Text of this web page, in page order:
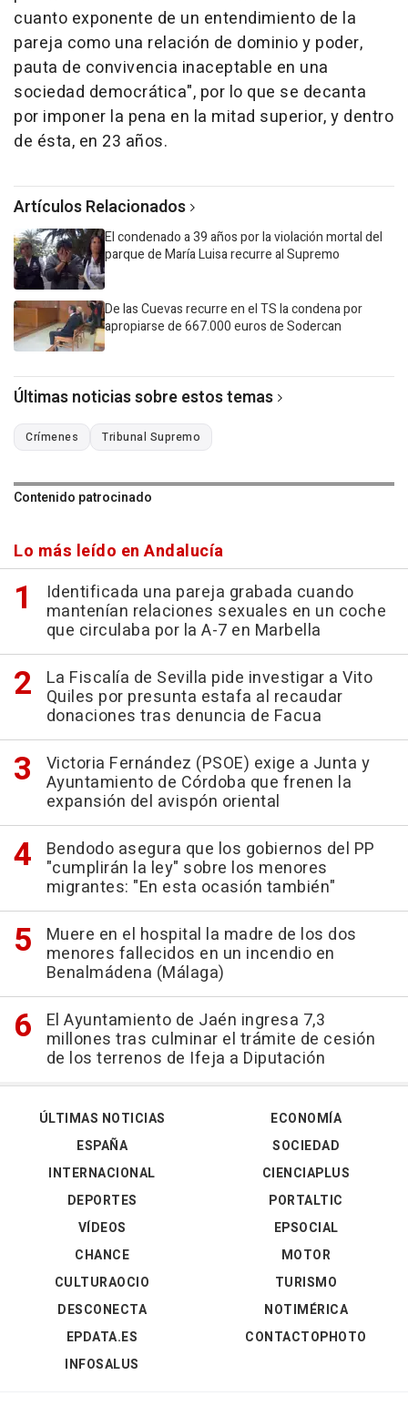
cuanto exponente de un entendimiento de la
pareja como una relación de dominio y poder,
pauta de convivencia inaceptable en una
sociedad democrática", por lo que se decanta
por imponer la pena en la mitad superior, y dentro
de ésta, en 23 años.
Artículos Relacionados
El condenado a 39 años por la violación mortal del
parque de María Luisa recurre al Supremo
De las Cuevas recurre en el TS la condena por
apropiarse de 667.000 euros de Sodercan
Últimas noticias sobre estos temas
Crímenes Tribunal Supremo
Contenido patrocinado
Lo más leído en Andalucía
Identificada una pareja grabada cuando
mantenían relaciones sexuales en un coche
que circulaba por la A-7 en Marbella
La Fiscalía de Sevilla pide investigar a Vito
Quiles por presunta estafa al recaudar
donaciones tras denuncia de Facua
Victoria Fernández (PSOE) exige a Junta y
Ayuntamiento de Córdoba que frenen la
expansión del avispón oriental
Bendodo asegura que los gobiernos del PP
"cumplirán la ley" sobre los menores
migrantes: "En esta ocasión también"
Muere en el hospital la madre de los dos
menores fallecidos en un incendio en
Benalmádena (Málaga)
El Ayuntamiento de Jaén ingresa 7,3
millones tras culminar el trámite de cesión
de los terrenos de Ifeja a Diputación
ÚLTIMAS NOTICIAS
ESPAÑA
INTERNACIONAL
DEPORTES
VÍDEOS
ECONOMÍA
SOCIEDAD
CIENCIAPLUS
PORTALTIC
EPSOCIAL
CHANCE
CULTURAOCIO
DESCONECTA
EPDATA.ES
INFOSALUS
MOTOR
TURISMO
NOTIMÉRICA
CONTACTOPHOTO